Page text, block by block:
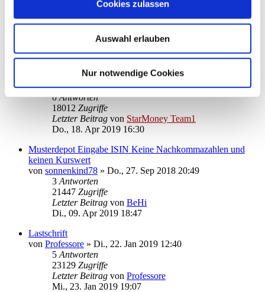
Cookies zulassen
Auswahl erlauben
Nur notwendige Cookies
Fr., 03. Mai 2019 12:32
17891Zugriffe
Letzter Beitragvonchrissi300
Fr., 03. Mai 2019 12:32
Sparkasse) nicht mehr aktualisieren?
vonStarMoney Team1»Do., 18. Apr 2019 16:30
0Antworten
18012 Zugriffe
Letzter Beitrag von StarMoney Team1
Do., 18. Apr 2019 16:30
Musterdepot Eingabe ISIN Keine Nachkommazahlen und
keinen Kurswert
von sonnenkind78 » Do., 27. Sep 2018 20:49
3 Antworten
21447 Zugriffe
Letzter Beitrag von BeHi
Di., 09. Apr 2019 18:47
Lastschrift
von Professore » Di., 22. Jan 2019 12:40
5 Antworten
23129 Zugriffe
Letzter Beitrag von Professore
Mi., 23. Jan 2019 19:07